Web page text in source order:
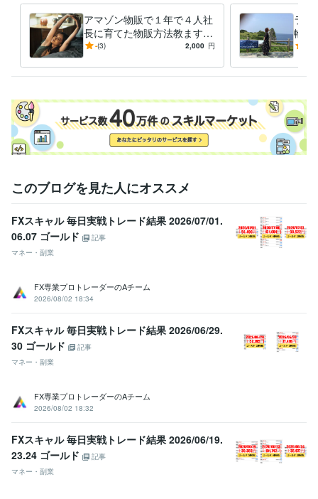
アマゾン物販で１年で４人社
長に育てた物販方法教ます
これやればいいのに。人が気
ゴリ
-(3) 2,000 円
ライ
輸入
カテ
このブログを見た人にオススメ
FXスキャル 毎日実戦トレード結果 2026/07/01.
06.07 ゴールド
記事
マネー・副業
FX専業プロトレーダーのAチーム
2026/08/02 18:34
FXスキャル 毎日実戦トレード結果 2026/06/29.
30 ゴールド
記事
マネー・副業
FX専業プロトレーダーのAチーム
2026/08/02 18:32
FXスキャル 毎日実戦トレード結果 2026/06/19.
23.24 ゴールド
記事
マネー・副業